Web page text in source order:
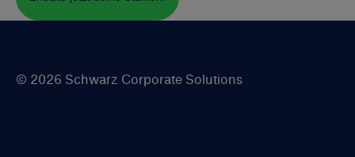
© 2026 Schwarz Corporate Solutions